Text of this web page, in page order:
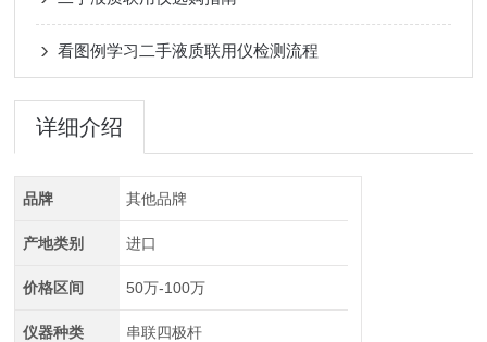
看图例学习二手液质联用仪检测流程
详细介绍
品牌 其他品牌
产地类别 进口
价格区间 50万-100万
仪器种类 串联四极杆